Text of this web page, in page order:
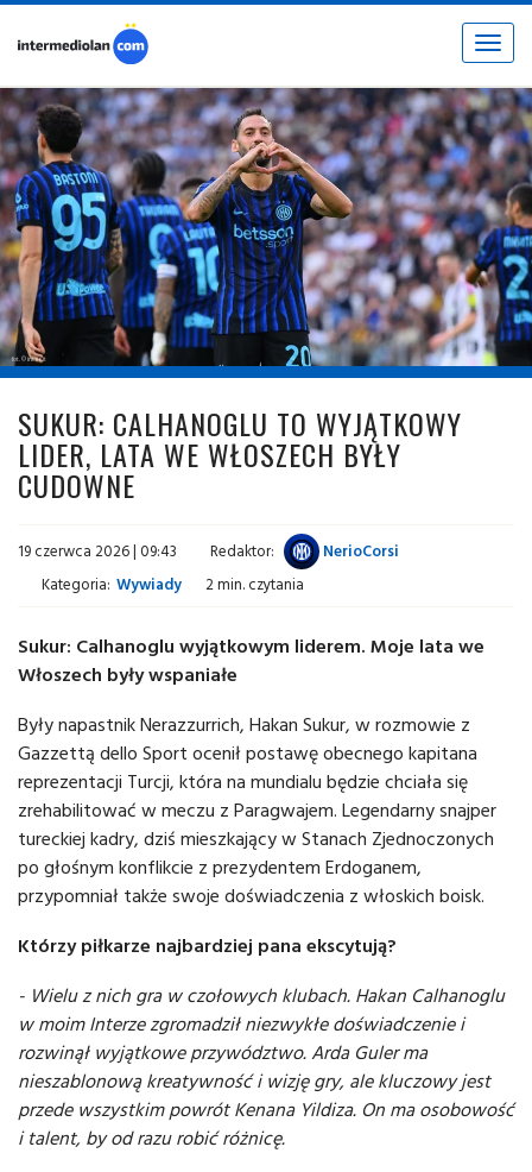
Toggle
fot. © inter.it
SUKUR: CALHANOGLU TO WYJĄTKOWY
LIDER, LATA WE WŁOSZECH BYŁY
CUDOWNE
19 czerwca 2026 | 09:43 Redaktor:
NerioCorsi
Kategoria: Wywiady 2 min. czytania
Sukur: Calhanoglu wyjątkowym liderem. Moje lata we
Włoszech były wspaniałe
Były napastnik Nerazzurrich, Hakan Sukur, w rozmowie z
Gazzettą dello Sport ocenił postawę obecnego kapitana
reprezentacji Turcji, która na mundialu będzie chciała się
zrehabilitować w meczu z Paragwajem. Legendarny snajper
tureckiej kadry, dziś mieszkający w Stanach Zjednoczonych
po głośnym konflikcie z prezydentem Erdoganem,
przypomniał także swoje doświadczenia z włoskich boisk.
Którzy piłkarze najbardziej pana ekscytują?
- Wielu z nich gra w czołowych klubach. Hakan Calhanoglu
w moim Interze zgromadził niezwykłe doświadczenie i
rozwinął wyjątkowe przywództwo. Arda Guler ma
nieszablonową kreatywność i wizję gry, ale kluczowy jest
przede wszystkim powrót Kenana Yildiza. On ma osobowość
i talent, by od razu robić różnicę.